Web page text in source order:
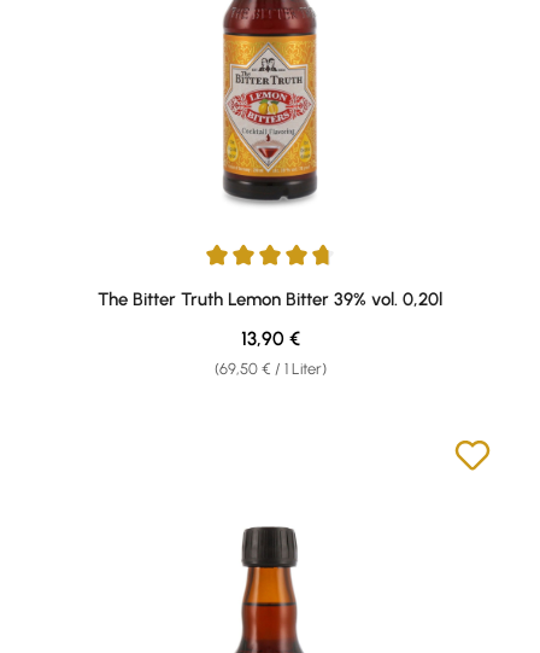
Durchschnittliche Bewertung von 4.75 von 5 Sternen
The Bitter Truth Lemon Bitter 39% vol. 0,20l
(69,50 € / 1 Liter)
Regulärer Preis:
13,90 €